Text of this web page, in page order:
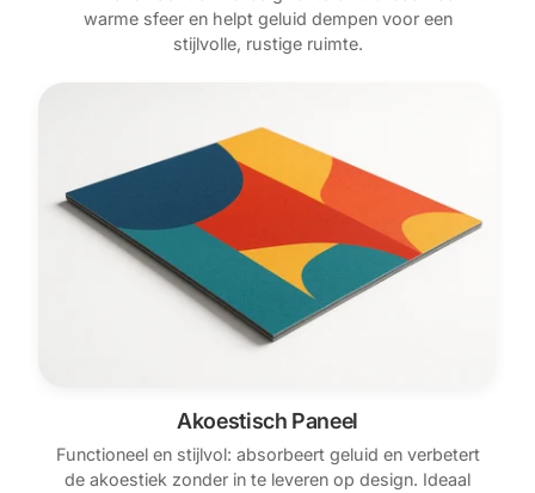
warme sfeer en helpt geluid dempen voor een
stijlvolle, rustige ruimte.
Akoestisch Paneel
Functioneel en stijlvol: absorbeert geluid en verbetert
de akoestiek zonder in te leveren op design. Ideaal